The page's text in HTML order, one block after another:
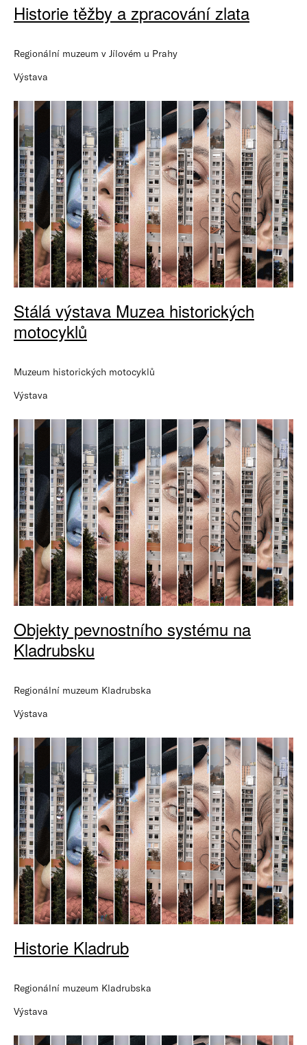
Historie těžby a zpracování zlata
Regionální muzeum v Jílovém u Prahy
Výstava
Stálá výstava Muzea historických
motocyklů
Muzeum historických motocyklů
Výstava
Objekty pevnostního systému na
Kladrubsku
Regionální muzeum Kladrubska
Výstava
Historie Kladrub
Regionální muzeum Kladrubska
Výstava